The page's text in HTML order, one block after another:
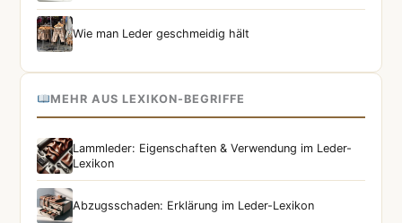
Wie man Leder geschmeidig hält
MEHR AUS LEXIKON-BEGRIFFE
Lammleder: Eigenschaften & Verwendung im Leder-
Lexikon
Abzugsschaden: Erklärung im Leder-Lexikon